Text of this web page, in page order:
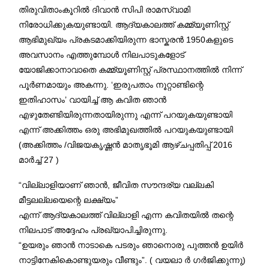
തിരുവിതാംകൂറിൽ ദിവാൻ സിപി രാമസ്വാമി
നിരോധിക്കുകയുണ്ടായി. ആദ്യകാലത്ത് കമ്മ്യൂണിസ്റ്റ്
ആഭിമുഖ്യം പ്രകടമാക്കിയിരുന്ന ഭാസ്കരൻ 1950കളുടെ
അവസാനം എത്തുമ്പോൾ നിലപാടുകളോട്
യോജിക്കാനാവാതെ കമ്മ്യൂണിസ്റ്റ് പ്രസ്ഥാനത്തിൽ നിന്ന്
പൂർണമായും അകന്നു. ‘ഇരുപതാം നൂറ്റാണ്ടിന്റെ
ഇതിഹാസം’ വായിച്ച് ആ കവിത ഞാൻ
എഴുതേണ്ടിയിരുന്നതായിരുന്നു എന്ന് പറയുകയുണ്ടായി
എന്ന് അക്കിത്തം ഒരു അഭിമുഖത്തിൽ പറയുകയുണ്ടായി
(അക്കിത്തം /വിജയകൃഷ്ണൻ മാതൃഭൂമി ആഴ്ചപ്പതിപ്പ് 2016
മാർച്ച് 27 )
“വില്ലാളിയാണ് ഞാൻ, ജീവിത സൗന്ദര്യ വല്ലകി
മീട്ടലല്ലയെന്റെ ലക്ഷ്യം”
എന്ന് ആദ്യകാലത്ത് വില്ലാളി എന്ന കവിതയിൽ തന്റെ
നിലപാട് അദ്ദേഹം പ്രഖ്യാപിച്ചിരുന്നു.
“ഉയരും ഞാൻ നാടാകെ പടരും ഞാനൊരു പുത്തൻ ഉയിർ
നാട്ടിനേകികൊണ്ടുയരും വീണ്ടും”. ( വയലാ ർ ഗർജിക്കുന്നു)